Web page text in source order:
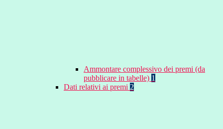
Ammontare complessivo dei premi (da
pubblicare in tabelle) 1
Dati relativi ai premi 2